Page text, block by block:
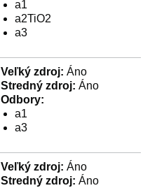
a1
a2TiO2
a3
Veľký zdroj: Áno
Stredný zdroj: Áno
Odbory:
a1
a3
Veľký zdroj: Áno
Stredný zdroj: Áno